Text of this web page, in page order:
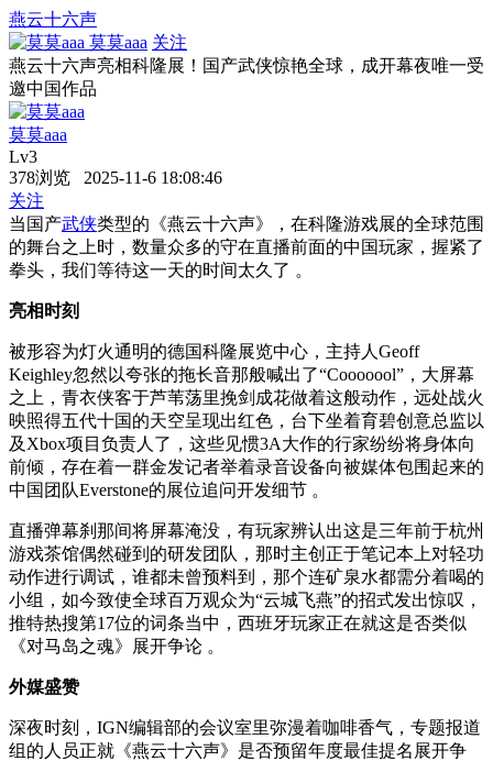
燕云十六声
莫莫aaa 关注
燕云十六声亮相科隆展！国产武侠惊艳全球，成开幕夜唯一受
邀中国作品
莫莫aaa
Lv3
378浏览 2025-11-6 18:08:46
关注
当国产武侠类型的《燕云十六声》，在科隆游戏展的全球范围
的舞台之上时，数量众多的守在直播前面的中国玩家，握紧了
拳头，我们等待这一天的时间太久了 。
亮相时刻
被形容为灯火通明的德国科隆展览中心，主持人Geoff
Keighley忽然以夸张的拖长音那般喊出了“Cooooool”，大屏幕
之上，青衣侠客于芦苇荡里挽剑成花做着这般动作，远处战火
映照得五代十国的天空呈现出红色，台下坐着育碧创意总监以
及Xbox项目负责人了，这些见惯3A大作的行家纷纷将身体向
前倾，存在着一群金发记者举着录音设备向被媒体包围起来的
中国团队Everstone的展位追问开发细节 。
直播弹幕刹那间将屏幕淹没，有玩家辨认出这是三年前于杭州
游戏茶馆偶然碰到的研发团队，那时主创正于笔记本上对轻功
动作进行调试，谁都未曾预料到，那个连矿泉水都需分着喝的
小组，如今致使全球百万观众为“云城飞燕”的招式发出惊叹，
推特热搜第17位的词条当中，西班牙玩家正在就这是否类似
《对马岛之魂》展开争论 。
外媒盛赞
深夜时刻，IGN编辑部的会议室里弥漫着咖啡香气，专题报道
组的人员正就《燕云十六声》是否预留年度最佳提名展开争